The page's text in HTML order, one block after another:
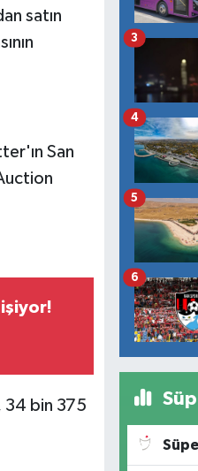
satın
San
34 bin 375
3
4
5
6